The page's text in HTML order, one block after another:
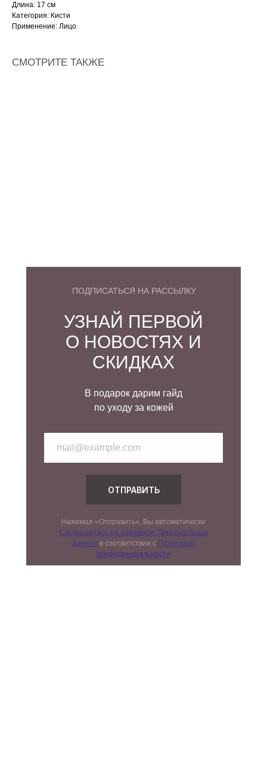
Длина: 17 см
Категория: Кисти
Применение: Лицо
СМОТРИТЕ ТАКЖЕ
ПОДПИСАТЬСЯ НА РАССЫЛКУ
УЗНАЙ ПЕРВОЙ
О НОВОСТЯХ И
СКИДКАХ
В подарок дарим гайд
по уходу за кожей
ОТПРАВИТЬ
Нажимая «Отправить», Вы автоматически
Соглашаетесь на обработку Персональных
данных в соответствии с Политикой
конфиденциальности